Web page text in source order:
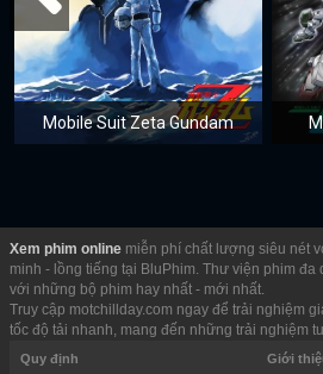
Mobile Suit Zeta Gundam
Xem phim online miễn phí chất lượng siêu nét
minh - lồng tiếng tại BluPhim. Thư viện phim đa
với những bộ phim hay nhất - mới nhất.
Truy cập motchillday.com ngay để trải nghiệm
tốc độ tải nhanh, mang đến những trải nghiệm
Quy định Giới